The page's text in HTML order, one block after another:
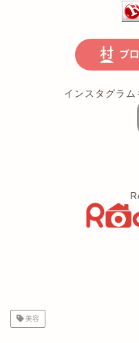
インスタグラ
美容